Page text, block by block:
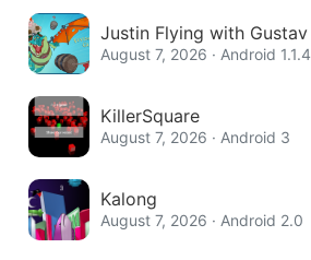
Justin Flying with Gustav
August 7, 2026 · Android 1.1.4
KillerSquare
August 7, 2026 · Android 3
Kalong
August 7, 2026 · Android 2.0